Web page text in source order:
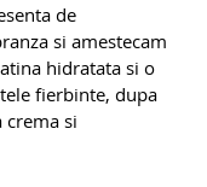
de
si amestecam
hidratata si o
fierbinte, dupa
crema si